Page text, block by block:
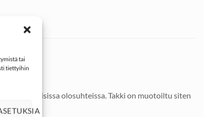
tai
tiettyihin
erilaisissa olosuhteissa. Takki on muotoiltu siten